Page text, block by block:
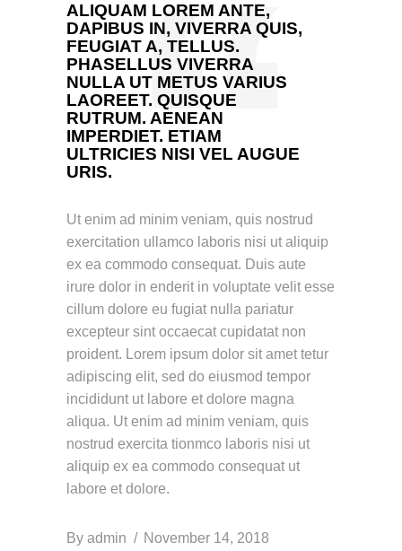
ALIQUAM LOREM ANTE,
DAPIBUS IN, VIVERRA QUIS,
FEUGIAT A, TELLUS.
PHASELLUS VIVERRA
NULLA UT METUS VARIUS
LAOREET. QUISQUE
RUTRUM. AENEAN
IMPERDIET. ETIAM
ULTRICIES NISI VEL AUGUE
URIS.
Ut enim ad minim veniam, quis nostrud
exercitation ullamco laboris nisi ut aliquip
ex ea commodo consequat. Duis aute
irure dolor in enderit in voluptate velit esse
cillum dolore eu fugiat nulla pariatur
excepteur sint occaecat cupidatat non
proident. Lorem ipsum dolor sit amet tetur
adipiscing elit, sed do eiusmod tempor
incididunt ut labore et dolore magna
aliqua. Ut enim ad minim veniam, quis
nostrud exercita tionmco laboris nisi ut
aliquip ex ea commodo consequat ut
labore et dolore.
By admin November 14, 2018